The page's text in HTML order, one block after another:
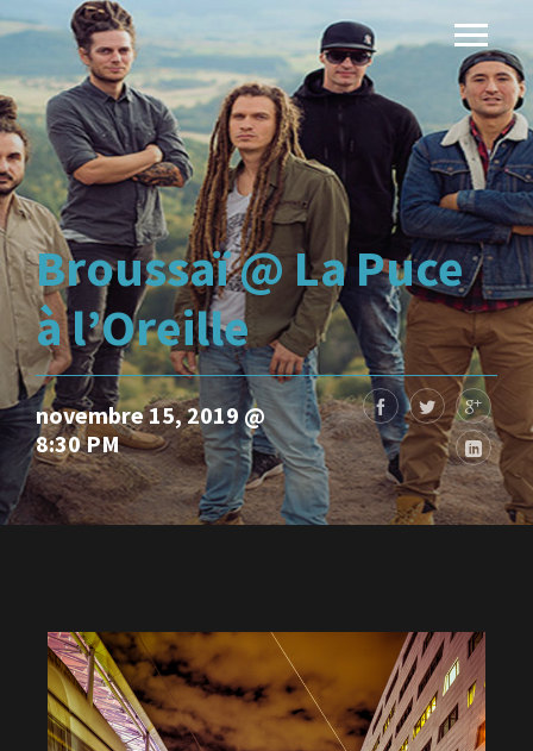
Broussaï @ La Puce
à l’Oreille
novembre 15, 2019 @
8:30 PM